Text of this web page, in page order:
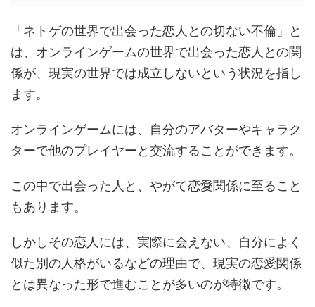
「ネトゲの世界で出会った恋人との切ない不倫」と
は、オンラインゲームの世界で出会った恋人との関
係が、現実の世界では成立しないという状況を指し
ます。
オンラインゲームには、自分のアバターやキャラク
ターで他のプレイヤーと交流することができます。
この中で出会った人と、やがて恋愛関係に至ること
もあります。
しかしその恋人には、実際に会えない、自分によく
似た別の人格がいるなどの理由で、現実の恋愛関係
とは異なった形で進むことが多いのが特徴です。